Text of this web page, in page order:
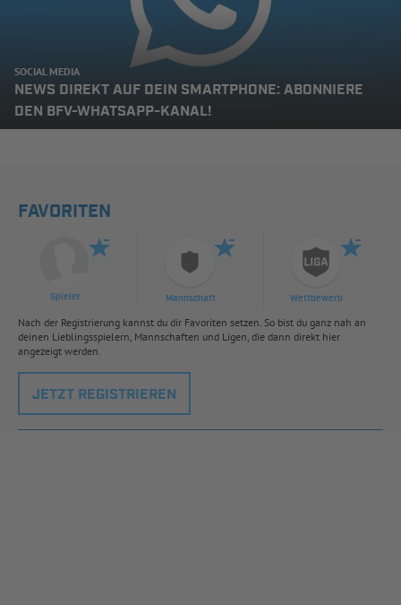
SOCIAL MEDIA
NEWS DIREKT AUF DEIN SMARTPHONE: ABONNIERE
DEN BFV-WHATSAPP-KANAL!
FAVORITEN
Spieler Mannschaft Wettbewerb
Nach der Registrierung kannst du dir Favoriten setzen. So bist du ganz nah an
deinen Lieblingsspielern, Mannschaften und Ligen, die dann direkt hier
angezeigt werden.
JETZT REGISTRIEREN